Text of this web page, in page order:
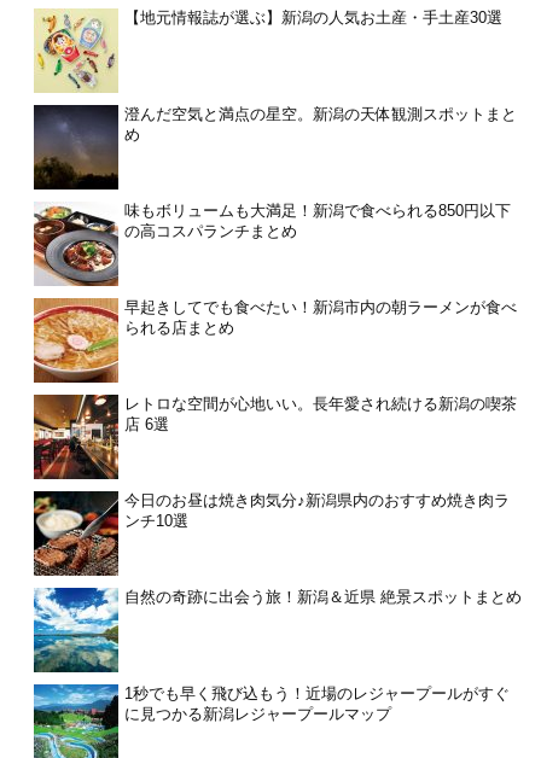
【地元情報誌が選ぶ】新潟の人気お土産・手土産30選
澄んだ空気と満点の星空。新潟の天体観測スポットまと
め
味もボリュームも大満足！新潟で食べられる850円以下
の高コスパランチまとめ
早起きしてでも食べたい！新潟市内の朝ラーメンが食べ
られる店まとめ
レトロな空間が心地いい。長年愛され続ける新潟の喫茶
店 6選
今日のお昼は焼き肉気分♪新潟県内のおすすめ焼き肉ラ
ンチ10選
自然の奇跡に出会う旅！新潟＆近県 絶景スポットまとめ
1秒でも早く飛び込もう！近場のレジャープールがすぐ
に見つかる新潟レジャープールマップ